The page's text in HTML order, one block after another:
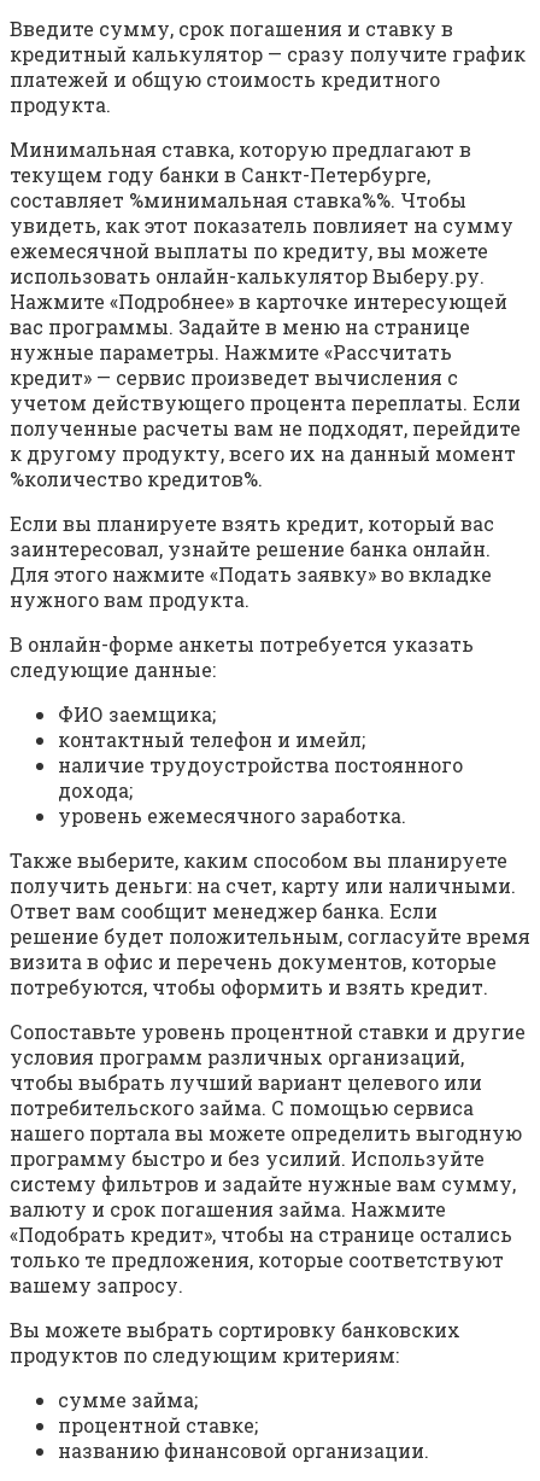
Введите сумму, срок погашения и ставку в
кредитный калькулятор — сразу получите график
платежей и общую стоимость кредитного
продукта.
Минимальная ставка, которую предлагают в
текущем году банки в Санкт-Петербурге,
составляет %минимальная ставка%%. Чтобы
увидеть, как этот показатель повлияет на сумму
ежемесячной выплаты по кредиту, вы можете
использовать онлайн-калькулятор Выберу.ру.
Нажмите «Подробнее» в карточке интересующей
вас программы. Задайте в меню на странице
нужные параметры. Нажмите «Рассчитать
кредит» — сервис произведет вычисления с
учетом действующего процента переплаты. Если
полученные расчеты вам не подходят, перейдите
к другому продукту, всего их на данный момент
%количество кредитов%.
Если вы планируете взять кредит, который вас
заинтересовал, узнайте решение банка онлайн.
Для этого нажмите «Подать заявку» во вкладке
нужного вам продукта.
В онлайн-форме анкеты потребуется указать
следующие данные:
ФИО заемщика;
контактный телефон и имейл;
наличие трудоустройства постоянного
дохода;
уровень ежемесячного заработка.
Также выберите, каким способом вы планируете
получить деньги: на счет, карту или наличными.
Ответ вам сообщит менеджер банка. Если
решение будет положительным, согласуйте время
визита в офис и перечень документов, которые
потребуются, чтобы оформить и взять кредит.
Сопоставьте уровень процентной ставки и другие
условия программ различных организаций,
чтобы выбрать лучший вариант целевого или
потребительского займа. С помощью сервиса
нашего портала вы можете определить выгодную
программу быстро и без усилий. Используйте
систему фильтров и задайте нужные вам сумму,
валюту и срок погашения займа. Нажмите
«Подобрать кредит», чтобы на странице остались
только те предложения, которые соответствуют
вашему запросу.
Вы можете выбрать сортировку банковских
продуктов по следующим критериям:
сумме займа;
процентной ставке;
названию финансовой организации.